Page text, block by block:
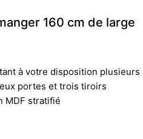
160 cm de large
à votre disposition plusieurs
portes et trois tiroirs
MDF stratifié